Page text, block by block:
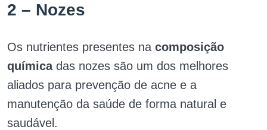
2 – Nozes
Os nutrientes presentes na composição
química das nozes são um dos melhores
aliados para prevenção de acne e a
manutenção da saúde de forma natural e
saudável.